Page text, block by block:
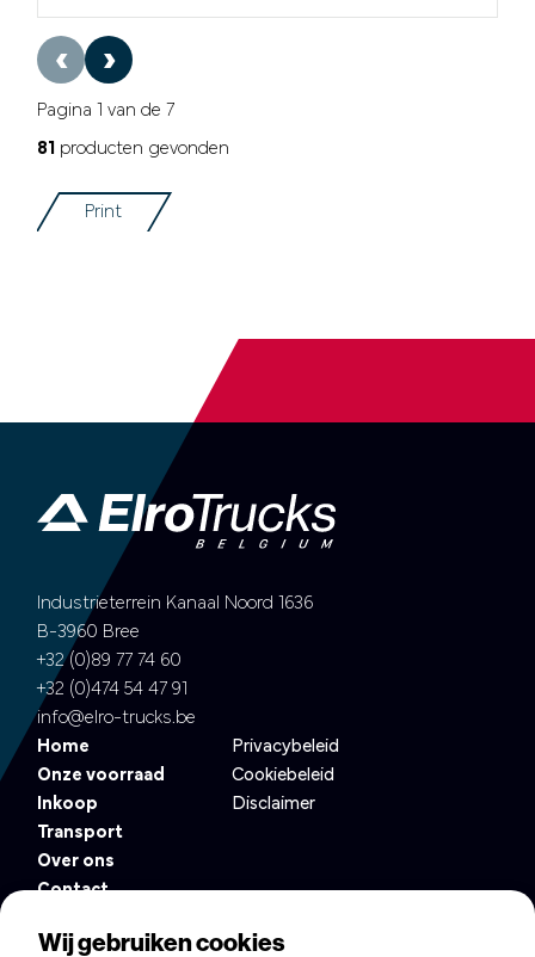
‹ ›
Pagina 1 van de 7
81 producten gevonden
Print
Industrieterrein Kanaal Noord 1636
B-3960 Bree
+32 (0)89 77 74 60
+32 (0)474 54 47 91
info@elro-trucks.be
Home
Onze voorraad
Inkoop
Transport
Over ons
Contact
Privacybeleid
Cookiebeleid
Disclaimer
Wij gebruiken cookies